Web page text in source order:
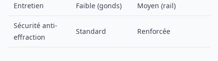
Entretien Faible (gonds) Moyen (rail)
Sécurité anti-
effraction
Standard Renforcée